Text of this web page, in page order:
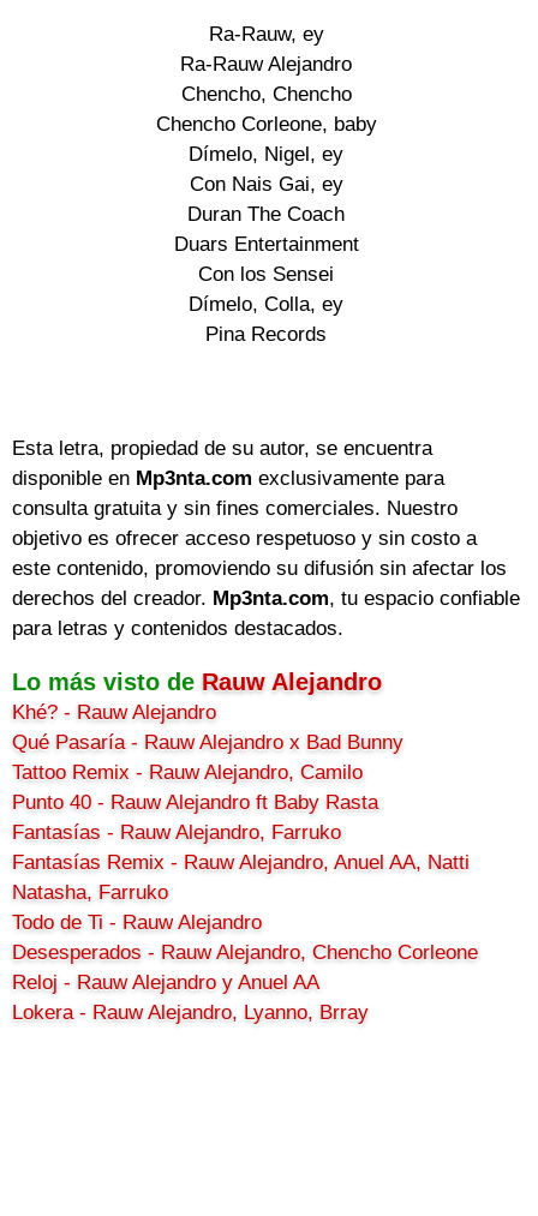
Ra-Rauw, ey
Ra-Rauw Alejandro
Chencho, Chencho
Chencho Corleone, baby
Dímelo, Nigel, ey
Con Nais Gai, ey
Duran The Coach
Duars Entertainment
Con los Sensei
Dímelo, Colla, ey
Pina Records
Esta letra, propiedad de su autor, se encuentra
disponible en Mp3nta.com exclusivamente para
consulta gratuita y sin fines comerciales. Nuestro
objetivo es ofrecer acceso respetuoso y sin costo a
este contenido, promoviendo su difusión sin afectar los
derechos del creador. Mp3nta.com, tu espacio confiable
para letras y contenidos destacados.
Lo más visto de Rauw Alejandro
Khé? - Rauw Alejandro
Qué Pasaría - Rauw Alejandro x Bad Bunny
Tattoo Remix - Rauw Alejandro, Camilo
Punto 40 - Rauw Alejandro ft Baby Rasta
Fantasías - Rauw Alejandro, Farruko
Fantasías Remix - Rauw Alejandro, Anuel AA, Natti
Natasha, Farruko
Todo de Ti - Rauw Alejandro
Desesperados - Rauw Alejandro, Chencho Corleone
Reloj - Rauw Alejandro y Anuel AA
Lokera - Rauw Alejandro, Lyanno, Brray